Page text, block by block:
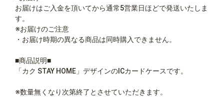
お届けはご入金を頂いてから通常5営業日ほどで発送いたしま
す。
※お届けのご注意
・お届け時期の異なる商品は同時購入できません。
■商品説明■
「カク STAY HOME」デザインのICカードケースです。
※数量無くなり次第終了とさせていただきます。